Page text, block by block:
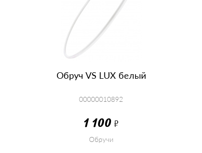
Обруч VS LUX белый
00000010892
1 100Р
Обручи